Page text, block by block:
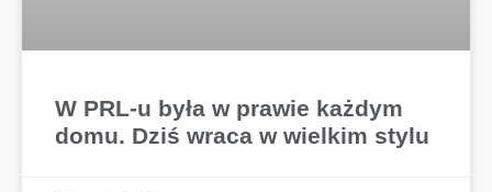
W PRL-u była w prawie każdym
domu. Dziś wraca w wielkim stylu